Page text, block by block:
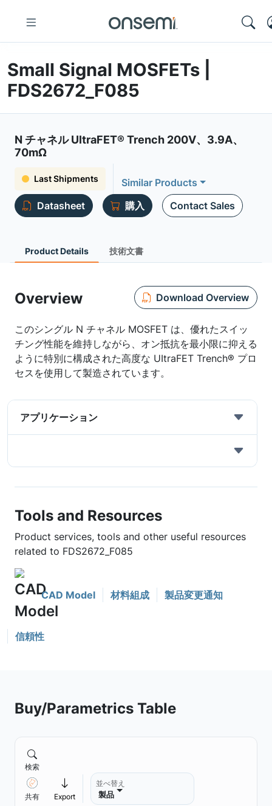
Small Signal MOSFETs |
FDS2672_F085
N チャネル UltraFET® Trench 200V、3.9A、
70mΩ
Last Shipments
Similar Products
Datasheet
購入 Contact Sales
Product Details 技術文書
Overview Download Overview
このシングル N チャネル MOSFET は、優れたスイッ
チング性能を維持しながら、オン抵抗を最小限に抑える
ように特別に構成された高度な UItraFET Trench® プロ
セスを使用して製造されています。
アプリケーション
Tools and Resources
Product services, tools and other useful resources
related to FDS2672_F085
CAD Model 材料組成 製品変更通知
信頼性
Buy/Parametrics Table
検索
共有 Export
並べ替え
製品